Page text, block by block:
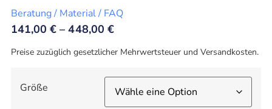
Beratung / Material / FAQ
141,00€ –448,00 €
Preise zuzüglich gesetzlicher Mehrwertsteuer und Versandkosten.
Größe